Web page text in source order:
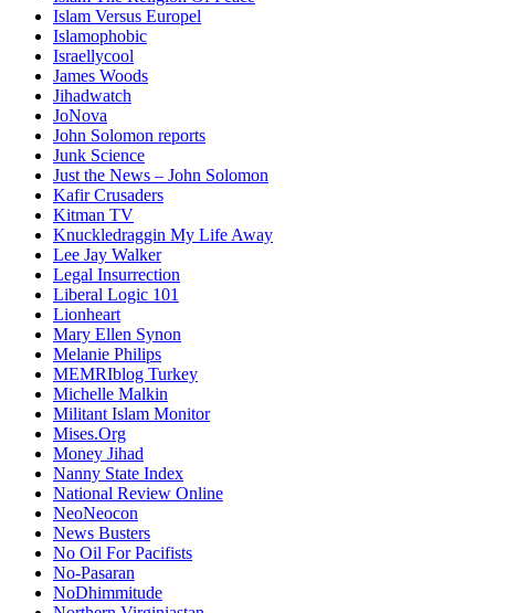
Islam Versus Europel
Islamophobic
Israellycool
James Woods
Jihadwatch
JoNova
John Solomon reports
Junk Science
Just the News – John Solomon
Kafir Crusaders
Kitman TV
Knuckledraggin My Life Away
Lee Jay Walker
Legal Insurrection
Liberal Logic 101
Lionheart
Mary Ellen Synon
Melanie Philips
MEMRIblog Turkey
Michelle Malkin
Militant Islam Monitor
Mises.Org
Money Jihad
Nanny State Index
National Review Online
NeoNeocon
News Busters
No Oil For Pacifists
No-Pasaran
NoDhimmitude